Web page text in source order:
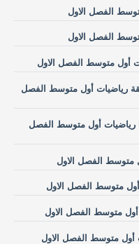
الفصل الاول
الفصل الاول
أول متوسط الفصل الاول
رياضيات أول متوسط الفصل
رياضيات أول متوسط الفصل
متوسط الفصل الاول
متوسط الفصل الاول
متوسط الفصل الاول
متوسط الفصل الاول